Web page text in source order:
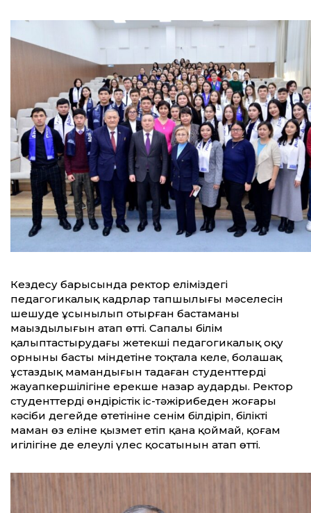
Кездесу барысында ректор еліміздегі
педагогикалық кадрлар тапшылығы мәселесін
шешуде ұсынылып отырған бастаманың
маңыздылығын атап өтті. Сапалы білім
қалыптастырудағы жетекші педагогикалық оқу
орнының басты міндетіне тоқтала келе, болашақ
ұстаздық мамандығын таңдаған студенттердің
жауапкершілігіне ерекше назар аударды. Ректор
студенттердің өндірістік іс-тәжірибеден жоғары
кәсіби деңгейде өтетініне сенім білдіріп, білікті
маман өз еліне қызмет етіп қана қоймай, қоғам
игілігіне де елеулі үлес қосатынын атап өтті.